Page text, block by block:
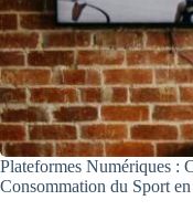
Plateformes Numériques :
Consommation du Sport